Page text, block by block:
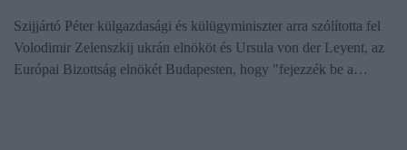
Szijjártó Péter külgazdasági és külügyminiszter arra szólította fel
Volodimir Zelenszkij ukrán elnököt és Ursula von der Leyent, az
Európai Bizottság elnökét Budapesten, hogy "fejezzék be a…